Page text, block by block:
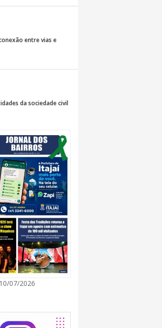
entre vias e
da sociedade civil
imunizar cães e gatos
UBSs com novos
10/07/2026